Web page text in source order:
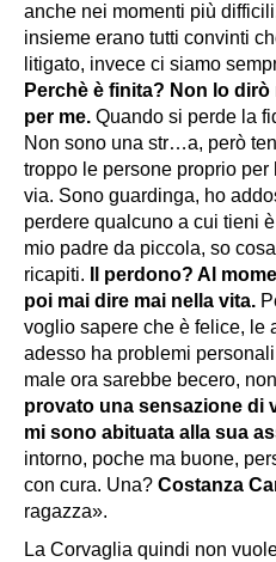
anche nei momenti più
insieme erano tutti convinti
litigato, invece ci siamo
Perchè è finita? Non lo
per me. Quando si perde la
Non sono una str…a, però
troppo le persone proprio
via. Sono guardinga, ho
perdere qualcuno a cui tieni
mio padre da piccola, so
ricapiti.
Il perdono? Al
poi mai dire mai nella vita.
voglio sapere che è felice, le
adesso ha problemi
male ora sarebbe becero,
provato una sensazione di
mi sono abituata alla sua
intorno, poche ma buone,
con cura. Una? Costanza
ragazza».
La Corvaglia quindi non